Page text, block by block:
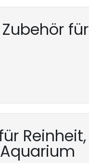
für
Reinheit,